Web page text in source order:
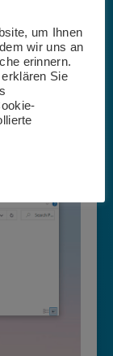
Größe
easy: Bilder
und das
der
um Ihnen
wir uns an
erinnern.
Sie